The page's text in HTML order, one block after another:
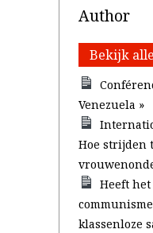
Author
Bekijk
Venezuela »
Hoe strijden
Heeft
klassenloze